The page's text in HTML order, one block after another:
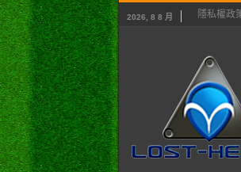
2026, 8 8 月 隱私權政